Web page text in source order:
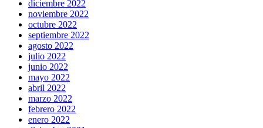
diciembre 2022
noviembre 2022
octubre 2022
septiembre 2022
agosto 2022
julio 2022
junio 2022
mayo 2022
abril 2022
marzo 2022
febrero 2022
enero 2022